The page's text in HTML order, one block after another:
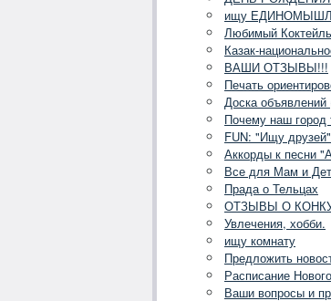
ищу
Любимый Коктейль
Казак-
ВАШИ ОТЗЫВЫ!!!
Печать
Доска
Почему наш город
FUN: "Ищу друзей"
Аккорды к песни
Все для Мам и
Прада о Тельцах
ОТЗЫВЫ О
Увлечения, хобби.
ищу комнату
Предложить
Расписание
Ваши вопросы и